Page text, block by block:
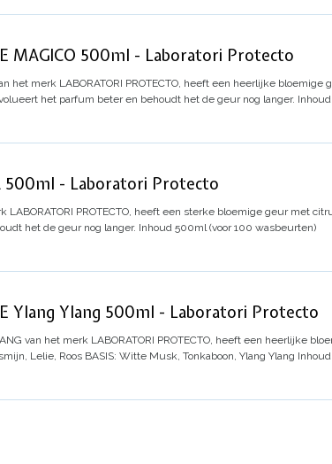
MAGICO 500ml - Laboratori Protecto
het merk LABORATORI PROTECTO, heeft een heerlijke
het parfum beter en behoudt het de geur nog langer.
500ml - Laboratori Protecto
LABORATORI PROTECTO, heeft een sterke bloemige geur met
het de geur nog langer. Inhoud 500ml (voor 100 wasbeurten)
Ylang Ylang 500ml - Laboratori Protecto
van het merk LABORATORI PROTECTO, heeft een heerlijke
Lelie, Roos BASIS: Witte Musk, Tonkaboon, Ylang Ylang